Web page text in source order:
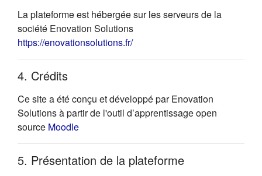
La plateforme est hébergée sur les serveurs de la
société Enovation Solutions
https://enovationsolutions.fr/(s'ouvre dans un nouvel onglet)
4. Crédits
Ce site a été conçu et développé par Enovation
Solutions à partir de l'outil d’apprentissage open
source Moodle(s'ouvre dans un nouvel onglet)
5. Présentation de la plateforme